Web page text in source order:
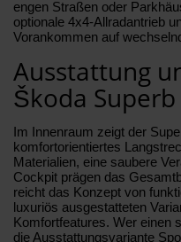
engen Straßen oder
optionale 4x4-Allradantrieb
Vorankommen auf
Ausstattung
Škoda Superb
Im Innenraum zeigt der
komfortorientiertes
Materialien, eine saubere
Cockpit prägen das
reicht das Konzept von
luxuriös ausgestatteten
Komfortfeatures. Wer einen
die Ausstattungsvariante